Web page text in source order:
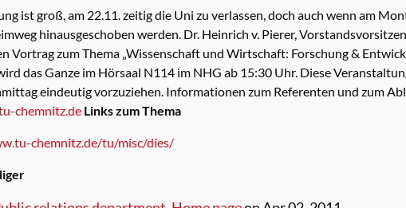
ist groß, am 22.11. zeitig die Uni zu verlassen, doch auch wenn am
hinausgeschoben werden. Dr. Heinrich v. Pierer,
Vortrag zum Thema „Wissenschaft und Wirtschaft: Forschung &
das Ganze im Hörsaal N114 im NHG ab 15:30 Uhr. Diese
eindeutig vorzuziehen. Informationen zum Referenten und zum
chemnitz.de Links zum Thema
chemnitz.de/tu/misc/dies/